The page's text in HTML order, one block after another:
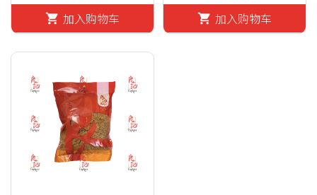
shopping_cart 加入购物车 shopping_cart 加入购物车